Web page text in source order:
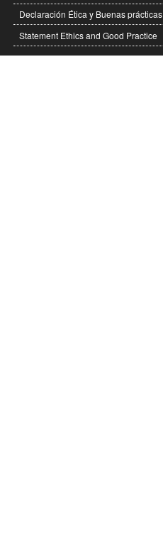
Declaración Ética y Buenas prácticas
Statement Ethics and Good Practice